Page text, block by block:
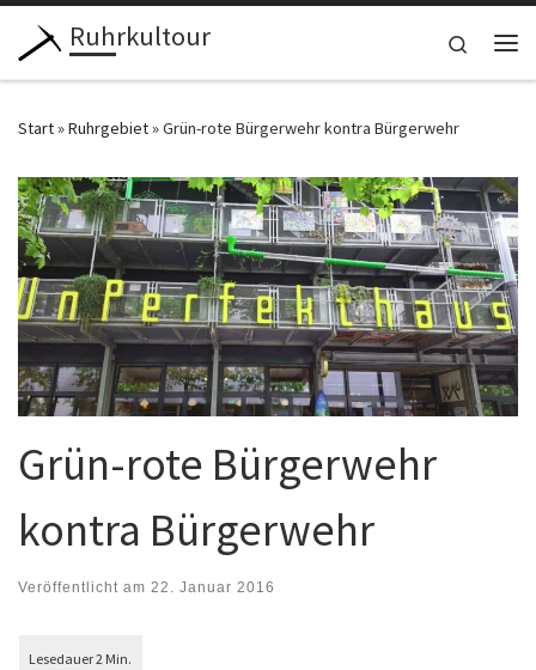
Zum Inhalt springen
Ruhrkultour
Search
Start»Ruhrgebiet»Grün-rote Bürgerwehr kontra Bürgerwehr
Grün-rote Bürgerwehr
kontra Bürgerwehr
Veröffentlicht am 22. Januar 2016